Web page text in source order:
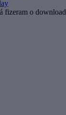
fizeram o download